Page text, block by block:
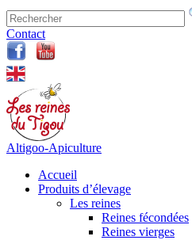
Contact
Altigoo-Apiculture
Accueil
Produits d’élevage
Les reines
Reines fécondées
Reines vierges